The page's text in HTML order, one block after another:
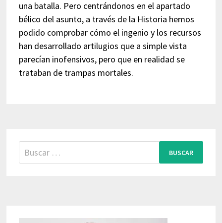
una batalla. Pero centrándonos en el apartado
bélico del asunto, a través de la Historia hemos
podido comprobar cómo el ingenio y los recursos
han desarrollado artilugios que a simple vista
parecían inofensivos, pero que en realidad se
trataban de trampas mortales.
Buscar: